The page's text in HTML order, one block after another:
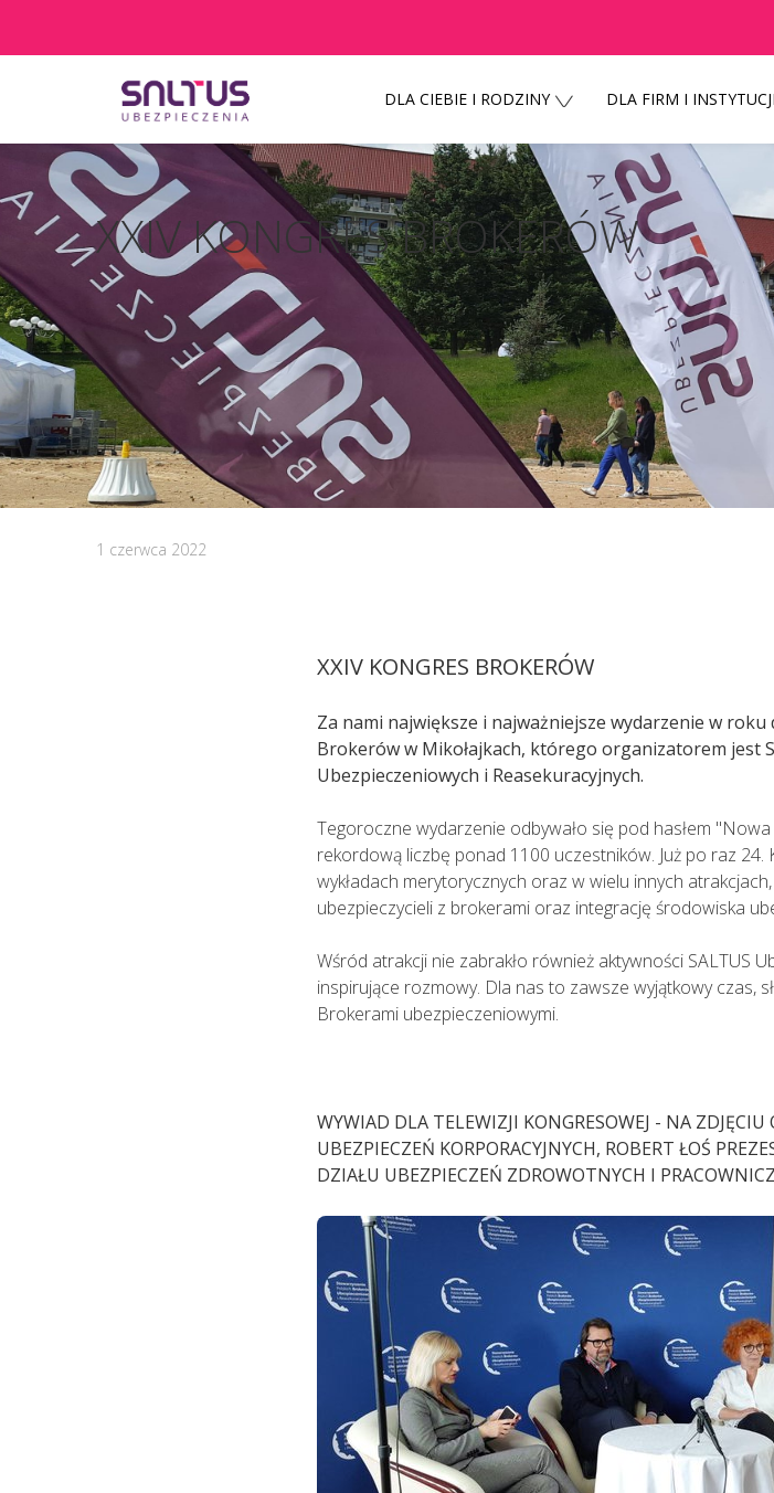
DLA CIEBIE I RODZINY DLA FIRM I INSTYTUCJI
Szanowni Państwo,
Pacjenci z objawami infekcji lub podejrzani o zakażenie
inny termin.
KAŻDEMU pacjentowi, również bez cech infekcji, zgłaszającemu
na podstawie przeprowadzonego wywiadu medycznego i oceny
XXIV KONGRES BROKERÓW
1 czerwca 2022
XXIV KONGRES BROKERÓW
Za nami największe i najważniejsze wydarzenie w
Brokerów w Mikołajkach, którego organizatorem jest
Ubezpieczeniowych i Reasekuracyjnych.
Tegoroczne wydarzenie odbywało się pod hasłem
rekordową liczbę ponad 1100 uczestników. Już po raz
wykładach merytorycznych oraz w wielu innych
ubezpieczycieli z brokerami oraz integrację środowiska
Wśród atrakcji nie zabrakło również aktywności SALTUS
inspirujące rozmowy. Dla nas to zawsze wyjątkowy czas,
Brokerami ubezpieczeniowymi.
WYWIAD DLA TELEWIZJI KONGRESOWEJ - NA
UBEZPIECZEŃ KORPORACYJNYCH, ROBERT ŁOŚ
DZIAŁU UBEZPIECZEŃ ZDROWOTNYCH I